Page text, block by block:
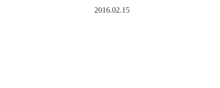
2016.02.15